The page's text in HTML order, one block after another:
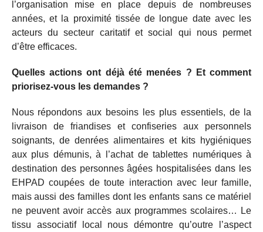
l’organisation mise en place depuis de nombreuses
années, et la proximité tissée de longue date avec les
acteurs du secteur caritatif et social qui nous permet
d’être efficaces.
Quelles actions ont déjà été menées ? Et comment
priorisez-vous les demandes ?
Nous répondons aux besoins les plus essentiels, de la
livraison de friandises et confiseries aux personnels
soignants, de denrées alimentaires et kits hygiéniques
aux plus démunis, à l’achat de tablettes numériques à
destination des personnes âgées hospitalisées dans les
EHPAD coupées de toute interaction avec leur famille,
mais aussi des familles dont les enfants sans ce matériel
ne peuvent avoir accès aux programmes scolaires… Le
tissu associatif local nous démontre qu’outre l’aspect